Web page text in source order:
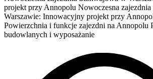
projekt przy Annopolu Nowoczesna
Warszawie: Innowacyjny projekt przy
Powierzchnia i funkcje zajezdni na Annopolu
budowlanych i wyposażanie